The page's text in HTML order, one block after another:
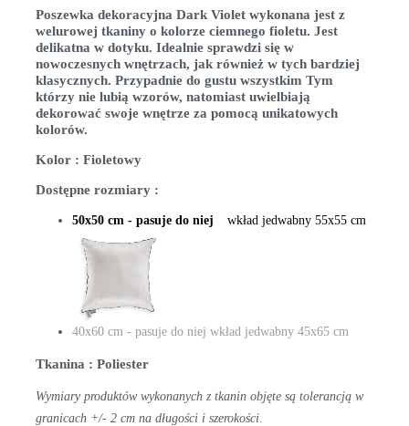
Poszewka dekoracyjna Dark Violet wykonana jest z
welurowej tkaniny o kolorze ciemnego fioletu. Jest
delikatna w dotyku. Idealnie sprawdzi się w
nowoczesnych wnętrzach, jak również w tych bardziej
klasycznych. Przypadnie do gustu wszystkim Tym
którzy nie lubią wzorów, natomiast uwielbiają
dekorować swoje wnętrze za pomocą unikatowych
kolorów.
Kolor : Fioletowy
Dostępne rozmiary :
50x50 cm - pasuje do niej wkład jedwabny 55x55 cm
40x60 cm - pasuje do niej wkład jedwabny 45x65 cm
Tkanina : Poliester
Wymiary produktów wykonanych z tkanin objęte są tolerancją w
granicach +/- 2 cm na długości i szerokości.